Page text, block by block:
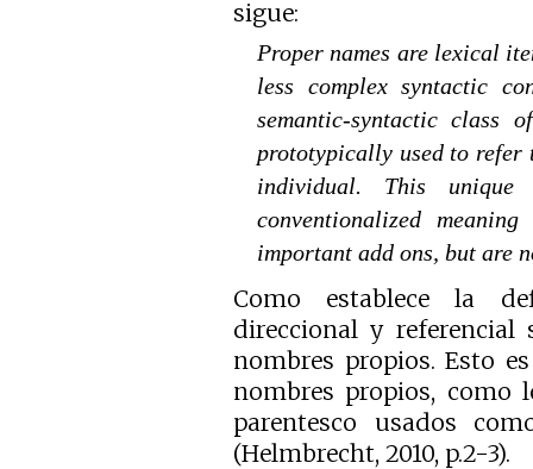
sigue:
Proper names are lexical
less complex syntactic
semantic-syntactic class
prototypically used to refer
individual. This
conventionalized
important add ons, but are
Como establece la
direccional y referencial
nombres propios. Esto
nombres propios, como
parentesco usados
(Helmbrecht, 2010, p.2-3).